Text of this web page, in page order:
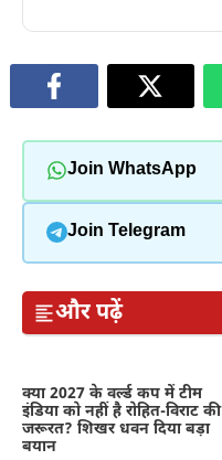
Join WhatsApp
Join Telegram
और पढ़ें
क्या 2027 के वर्ल्ड कप में टीम
इंडिया को नहीं है रोहित-विराट की
जरूरत? शिखर धवन दिया बड़ा
बयान